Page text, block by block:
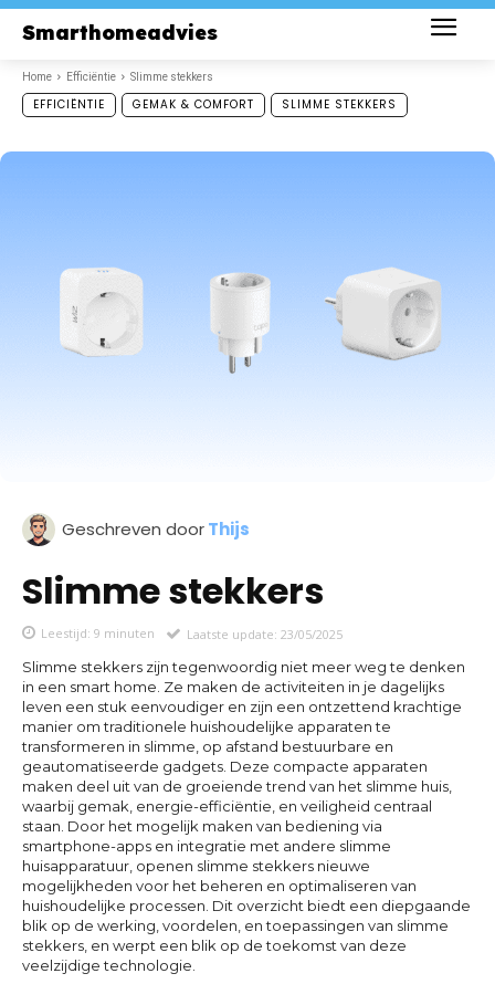
Smarthomeadvies
Home Efficiëntie Slimme stekkers
EFFICIËNTIE GEMAK & COMFORT SLIMME STEKKERS
Geschreven doorThijs
Slimme stekkers
Leestijd: 9 minuten Laatste update: 23/05/2025
Slimme stekkers zijn tegenwoordig niet meer weg te denken
in een smart home. Ze maken de activiteiten in je dagelijks
leven een stuk eenvoudiger en zijn een ontzettend krachtige
manier om traditionele huishoudelijke apparaten te
transformeren in slimme, op afstand bestuurbare en
geautomatiseerde gadgets. Deze compacte apparaten
maken deel uit van de groeiende trend van het slimme huis,
waarbij gemak, energie-efficiëntie, en veiligheid centraal
staan. Door het mogelijk maken van bediening via
smartphone-apps en integratie met andere slimme
huisapparatuur, openen slimme stekkers nieuwe
mogelijkheden voor het beheren en optimaliseren van
huishoudelijke processen. Dit overzicht biedt een diepgaande
blik op de werking, voordelen, en toepassingen van slimme
stekkers, en werpt een blik op de toekomst van deze
veelzijdige technologie.